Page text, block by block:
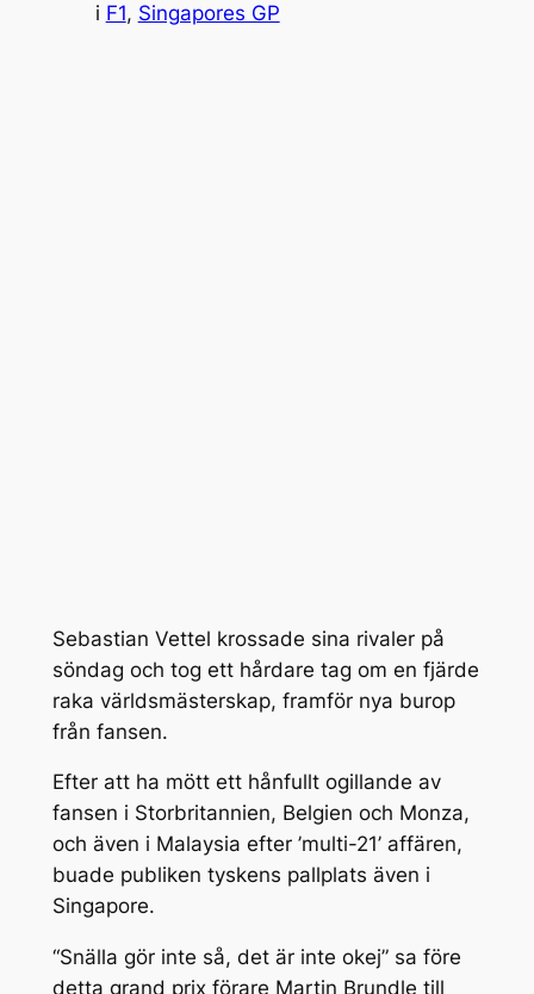
i F1, Singapores GP
Sebastian Vettel krossade sina rivaler på
söndag och tog ett hårdare tag om en fjärde
raka världsmästerskap, framför nya burop
från fansen.
Efter att ha mött ett hånfullt ogillande av
fansen i Storbritannien, Belgien och Monza,
och även i Malaysia efter ’multi-21’ affären,
buade publiken tyskens pallplats även i
Singapore.
“Snälla gör inte så, det är inte okej” sa före
detta grand prix förare Martin Brundle till